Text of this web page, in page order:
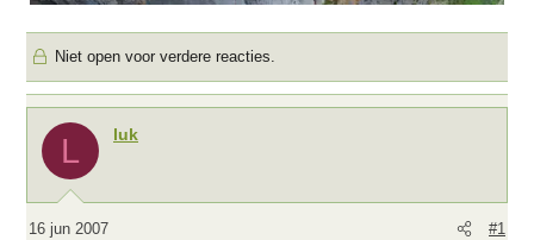
e
r
p
s
t
a
t
e
a
t
u
m
Niet open voor verdere reacties.
L luk
16 jun 2007 #1